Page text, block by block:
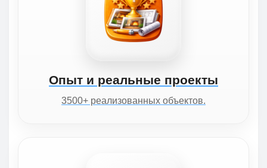
Опыт и реальные проекты
3500+ реализованных объектов.